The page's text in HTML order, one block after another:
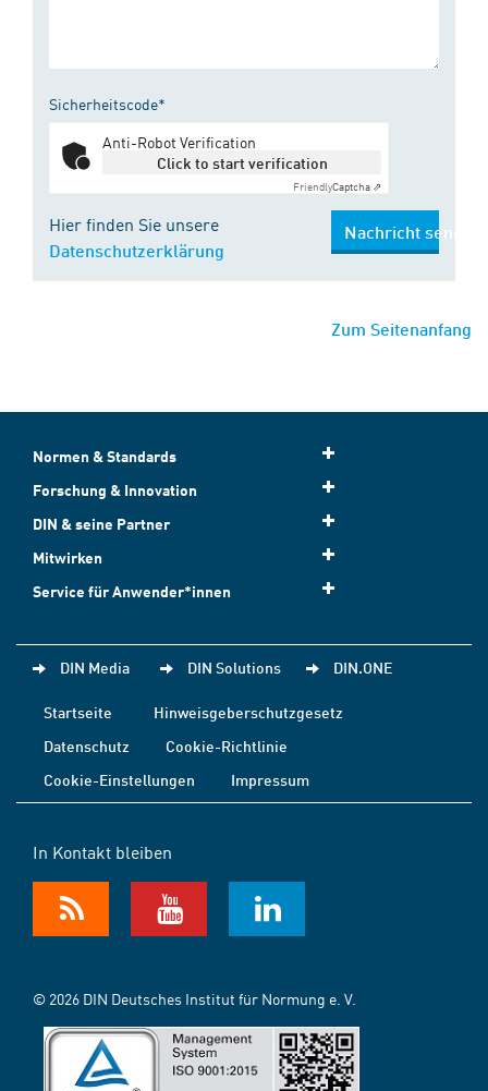
Sicherheitscode*
Anti-Robot Verification
Click to start verification
FriendlyCaptcha ⇗
Hier finden Sie unsere
Datenschutzerklärung
Nachricht senden
Zum Seitenanfang
Normen & Standards
Forschung & Innovation
DIN & seine Partner
Mitwirken
Service für Anwender*innen
DIN Media DIN Solutions DIN.ONE
Startseite
Hinweisgeberschutzgesetz
Datenschutz
Cookie-Richtlinie
Cookie-Einstellungen
Impressum
In Kontakt bleiben
© 2026 DIN Deutsches Institut für Normung e. V.